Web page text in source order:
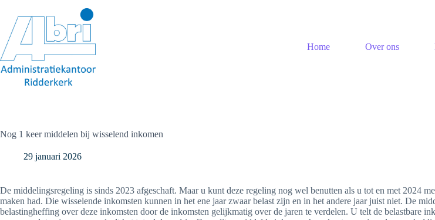
inhoud
Home
Over ons
Nog 1 keer middelen bij wisselend inkomen
29 januari 2026
De middelingsregeling is sinds 2023 afgeschaft. Maar u kunt deze regeling nog wel benutten als u tot en met 2024
maken had. Die wisselende inkomsten kunnen in het ene jaar zwaar belast zijn en in het andere jaar juist niet. De
belastingheffing over deze inkomsten door de inkomsten gelijkmatig over de jaren te verdelen. U telt de belastbare